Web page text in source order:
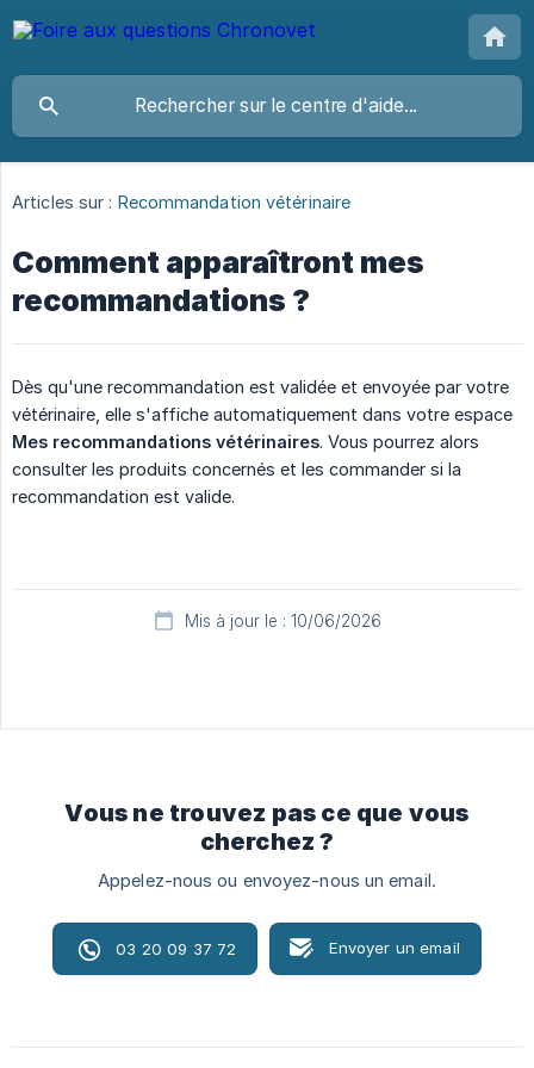
Articles sur : Recommandation vétérinaire
Comment apparaîtront mes
recommandations ?
Dès qu'une recommandation est validée et envoyée par votre
vétérinaire, elle s'affiche automatiquement dans votre espace
Mes recommandations vétérinaires. Vous pourrez alors
consulter les produits concernés et les commander si la
recommandation est valide.
Mis à jour le : 10/06/2026
Vous ne trouvez pas ce que vous
cherchez ?
Appelez-nous ou envoyez-nous un email.
03 20 09 37 72 Envoyer un email